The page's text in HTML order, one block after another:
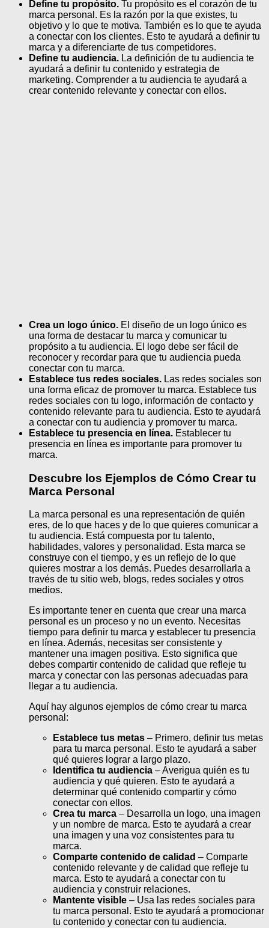
Define tu propósito. Tu propósito es el corazón de tu
marca personal. Es la razón por la que existes, tu
objetivo y lo que te motiva. También es lo que te ayuda
a conectar con los clientes. Esto te ayudará a definir tu
marca y a diferenciarte de tus competidores.
Define tu audiencia. La definición de tu audiencia te
ayudará a definir tu contenido y estrategia de
marketing. Comprender a tu audiencia te ayudará a
crear contenido relevante y conectar con ellos.
Crea un logo único. El diseño de un logo único es
una forma de destacar tu marca y comunicar tu
propósito a tu audiencia. El logo debe ser fácil de
reconocer y recordar para que tu audiencia pueda
conectar con tu marca.
Establece tus redes sociales. Las redes sociales son
una forma eficaz de promover tu marca. Establece tus
redes sociales con tu logo, información de contacto y
contenido relevante para tu audiencia. Esto te ayudará
a conectar con tu audiencia y promover tu marca.
Establece tu presencia en línea. Establecer tu
presencia en línea es importante para promover tu
marca.
Descubre los Ejemplos de Cómo Crear tu
Marca Personal
La marca personal es una representación de quién
eres, de lo que haces y de lo que quieres comunicar a
tu audiencia. Está compuesta por tu talento,
habilidades, valores y personalidad. Esta marca se
construye con el tiempo, y es un reflejo de lo que
quieres mostrar a los demás. Puedes desarrollarla a
través de tu sitio web, blogs, redes sociales y otros
medios.
Es importante tener en cuenta que crear una marca
personal es un proceso y no un evento. Necesitas
tiempo para definir tu marca y establecer tu presencia
en línea. Además, necesitas ser consistente y
mantener una imagen positiva. Esto significa que
debes compartir contenido de calidad que refleje tu
marca y conectar con las personas adecuadas para
llegar a tu audiencia.
Aquí hay algunos ejemplos de cómo crear tu marca
personal:
Establece tus metas – Primero, definir tus metas
para tu marca personal. Esto te ayudará a saber
qué quieres lograr a largo plazo.
Identifica tu audiencia – Averigua quién es tu
audiencia y qué quieren. Esto te ayudará a
determinar qué contenido compartir y cómo
conectar con ellos.
Crea tu marca – Desarrolla un logo, una imagen
y un nombre de marca. Esto te ayudará a crear
una imagen y una voz consistentes para tu
marca.
Comparte contenido de calidad – Comparte
contenido relevante y de calidad que refleje tu
marca. Esto te ayudará a conectar con tu
audiencia y construir relaciones.
Mantente visible – Usa las redes sociales para
tu marca personal. Esto te ayudará a promocionar
tu contenido y conectar con tu audiencia.